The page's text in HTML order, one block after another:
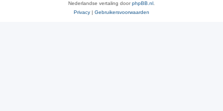
Nederlandse vertaling doorphpBB.nl
Privacy | Gebruikersvoorwaarden